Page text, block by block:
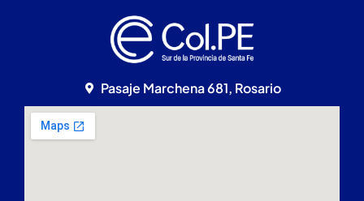
Pasaje Marchena 681, Rosario